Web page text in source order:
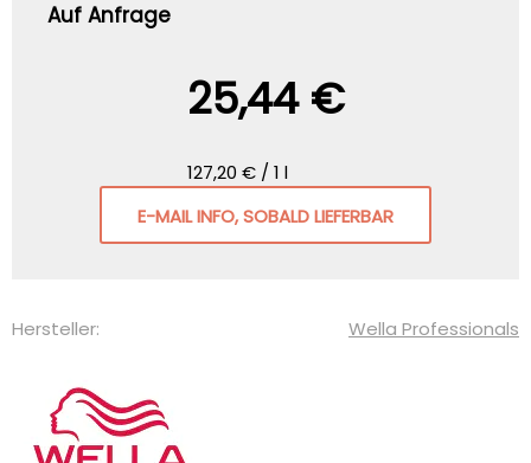
Auf Anfrage
25,44 €
127,20 € / 1 l
E-MAIL INFO, SOBALD LIEFERBAR
Hersteller: Wella Professionals